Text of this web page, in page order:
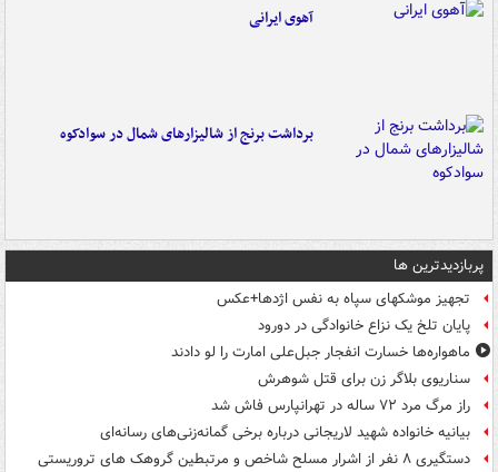
آهوی ایرانی
برداشت برنج از شالیزارهای شمال در سوادکوه
پربازدیدترین ها
تجهیز موشکهای سپاه به نفس اژدها+عکس
پایان تلخ یک نزاع خانوادگی در دورود
ماهواره‌ها خسارت انفجار جبل‌علی امارت را لو دادند
سناریوی بلاگر زن برای قتل شوهرش
راز مرگ مرد ۷۲ ساله در تهرانپارس فاش شد
بیانیه خانواده شهید لاریجانی درباره برخی گمانه‌زنی‌های رسانه‌ای
دستگیری ۸ نفر از اشرار مسلح شاخص و مرتبطین گروهک های تروریستی